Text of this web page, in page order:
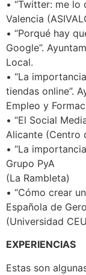
• “Twitter: me
Valencia
• “Porqué hay
Google”.
Local.
• “La
tiendas online”.
Empleo y
• “El Social
Alicante (Centro
• “La
Grupo PyA
(La Rambleta)
• “Cómo crear
Española de
(Universidad
EXPERIENCIAS
Estas son